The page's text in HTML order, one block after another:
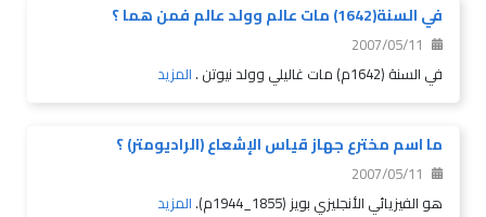
في السنة(1642) مات عالم وولد عالم فمن هما ؟
2007/05/11
في السنة (1642م) مات غاليلي وولد نيوتن .
المزيد
ما اسم مخترع جهاز قياس الإشعاع (الراديومتر) ؟
2007/05/11
هو الفيزيائي الأنجليزي بويز (1855_1944م).
المزيد